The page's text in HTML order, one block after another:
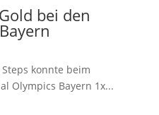
bei den
konnte beim
Olympics Bayern 1x...